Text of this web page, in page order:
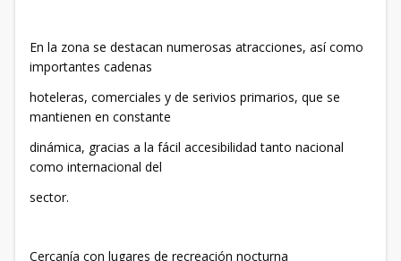
En la zona se destacan numerosas atracciones, así como
importantes cadenas
hoteleras, comerciales y de serivios primarios, que se
mantienen en constante
dinámica, gracias a la fácil accesibilidad tanto nacional
como internacional del
sector.
Cercanía con lugares de recreación nocturna